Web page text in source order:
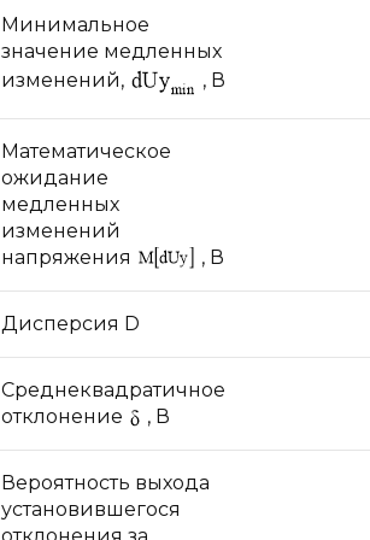
Минимальное
значение медленных
изменений,
, В
Математическое
ожидание
медленных
изменений
напряжения
, В
Дисперсия D
Среднеквадратичное
отклонение
, В
Вероятность выхода
установившегося